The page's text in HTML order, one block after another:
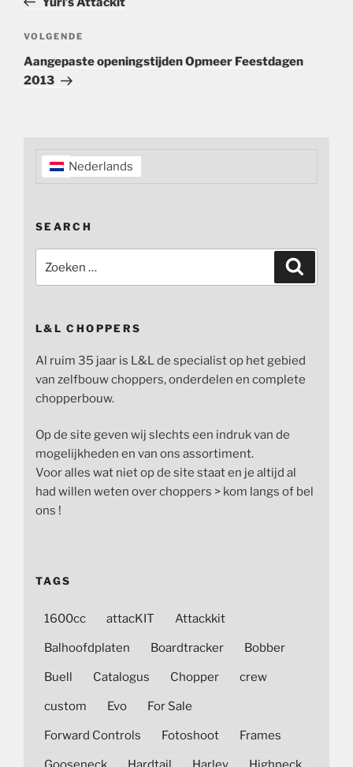
Volgend
bericht
VOLGENDE
Aangepaste openingstijden Opmeer Feestdagen
2013
Nederlands
SEARCH
naar:
L&L CHOPPERS
Al ruim 35 jaar is L&L de specialist op het gebied
van zelfbouw choppers, onderdelen en complete
chopperbouw.
Op de site geven wij slechts een indruk van de
mogelijkheden en van ons assortiment.
Voor alles wat niet op de site staat en je altijd al
had willen weten over choppers > kom langs of bel
ons !
TAGS
1600cc attacKIT Attackkit
Balhoofdplaten Boardtracker Bobber
Buell Catalogus Chopper crew
custom Evo For Sale
Forward Controls Fotoshoot Frames